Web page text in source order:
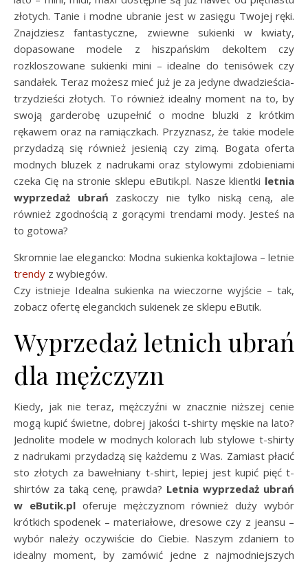
złotych. Tanie i modne ubranie jest w zasięgu Twojej ręki.
Znajdziesz fantastyczne, zwiewne sukienki w kwiaty,
dopasowane modele z hiszpańskim dekoltem czy
rozkloszowane sukienki mini – idealne do tenisówek czy
sandałek. Teraz możesz mieć już je za jedyne dwadzieścia-
trzydzieści złotych. To również idealny moment na to, by
swoją garderobę uzupełnić o modne bluzki z krótkim
rękawem oraz na ramiączkach. Przyznasz, że takie modele
przydadzą się również jesienią czy zimą. Bogata oferta
modnych bluzek z nadrukami oraz stylowymi zdobieniami
czeka Cię na stronie sklepu eButik.pl. Nasze klientki letnia
wyprzedaż ubrań zaskoczy nie tylko niską ceną, ale
również zgodnością z gorącymi trendami mody. Jesteś na
to gotowa?
Skromnie lae elegancko: Modna sukienka koktajlowa – letnie
trendy z wybiegów.
Czy istnieje Idealna sukienka na wieczorne wyjście – tak,
zobacz ofertę eleganckich sukienek ze sklepu eButik.
Wyprzedaż letnich ubrań
dla mężczyzn
Kiedy, jak nie teraz, mężczyźni w znacznie niższej cenie
mogą kupić świetne, dobrej jakości t-shirty męskie na lato?
Jednolite modele w modnych kolorach lub stylowe t-shirty
z nadrukami przydadzą się każdemu z Was. Zamiast płacić
sto złotych za bawełniany t-shirt, lepiej jest kupić pięć t-
shirtów za taką cenę, prawda? Letnia wyprzedaż ubrań
w eButik.ploferuje mężczyznom również duży wybór
krótkich spodenek – materiałowe, dresowe czy z jeansu –
wybór należy oczywiście do Ciebie. Naszym zdaniem to
idealny moment, by zamówić jedne z najmodniejszych